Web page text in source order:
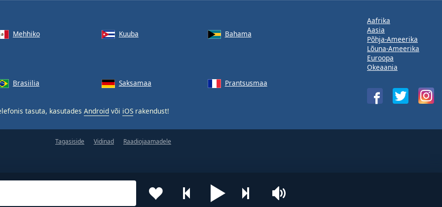
Mehhiko Kuuba
Bahama
Brasiilia Saksamaa Prantsusmaa
tasuta, kasutades Android või iOS rakendust!
Aafrika
Aasia
Põhja-Ameerika
Lõuna-Ameerika
Euroopa
Okeaania
Tagasiside Vidinad Raadiojaamadele